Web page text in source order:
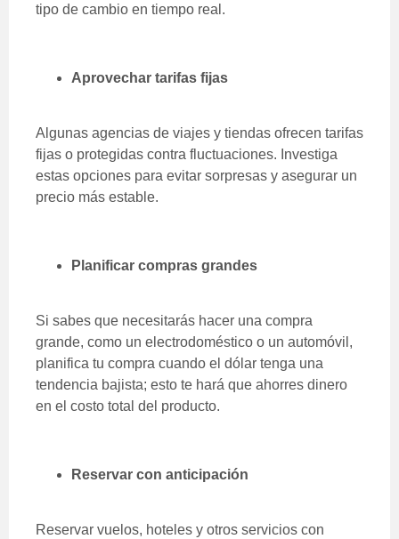
tipo de cambio en tiempo real.
Aprovechar tarifas fijas
Algunas agencias de viajes y tiendas ofrecen tarifas
fijas o protegidas contra fluctuaciones. Investiga
estas opciones para evitar sorpresas y asegurar un
precio más estable.
Planificar compras grandes
Si sabes que necesitarás hacer una compra
grande, como un electrodoméstico o un automóvil,
planifica tu compra cuando el dólar tenga una
tendencia bajista; esto te hará que ahorres dinero
en el costo total del producto.
Reservar con anticipación
Reservar vuelos, hoteles y otros servicios con